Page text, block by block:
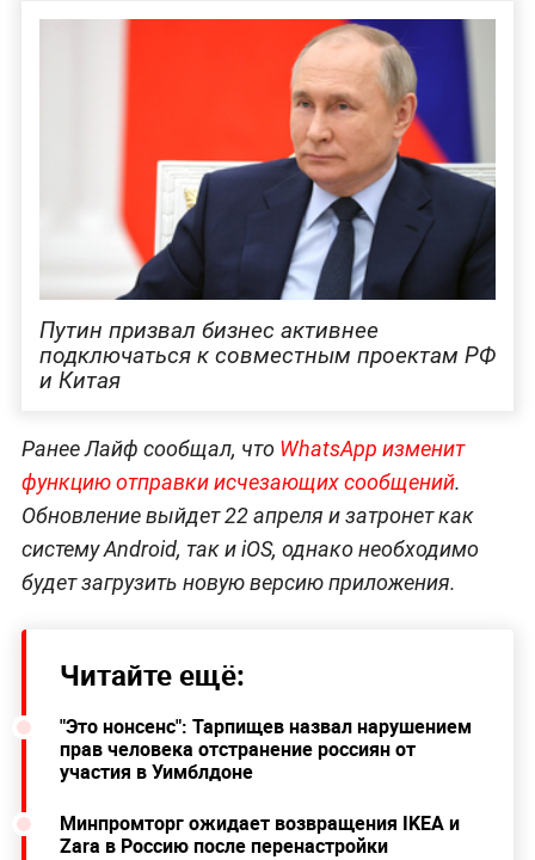
Путин призвал бизнес активнее
подключаться к совместным проектам РФ
и Китая
Ранее Лайф сообщал, что WhatsApp изменит
функцию отправки исчезающих сообщений.
Обновление выйдет 22 апреля и затронет как
систему Android, так и iOS, однако необходимо
будет загрузить новую версию приложения.
Читайте ещё:
"Это нонсенс": Тарпищев назвал нарушением
прав человека отстранение россиян от
участия в Уимблдоне
Минпромторг ожидает возвращения IKEA и
Zara в Россию после перенастройки